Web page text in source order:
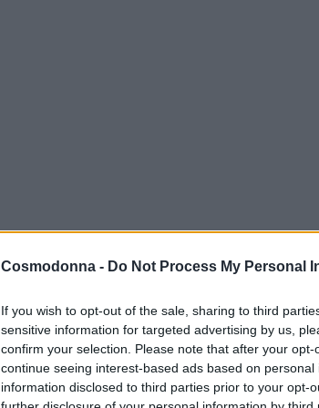
Cosmodonna - Do Not Process My Personal
If you wish to opt-out of the sale, sharing to third
sensitive information for targeted advertising by us,
confirm your selection. Please note that after your
continue seeing interest-based ads based on
information disclosed to third parties prior to your opt-